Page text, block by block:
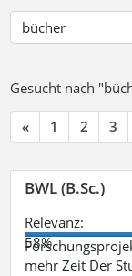
Gesucht nach
« 1 2 3
BWL (B.Sc.)
Relevanz:
58%
mehr Zeit Der